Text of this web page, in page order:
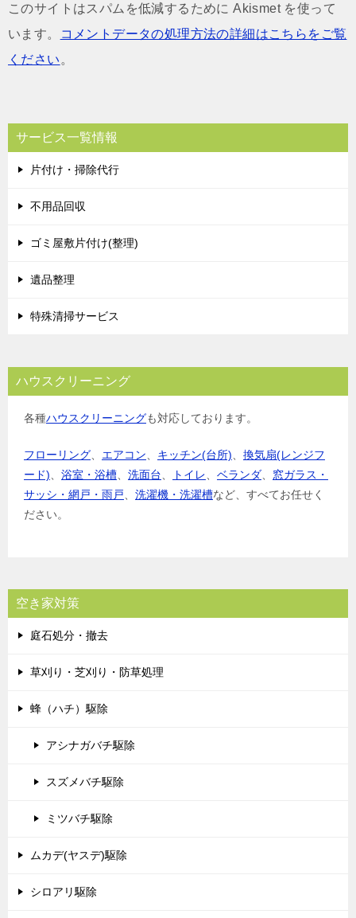
このサイトはスパムを低減するために Akismet を使って
います。
コメントデータの処理方法の詳細はこちらをご覧
ください 。
サービス一覧情報
片付け・掃除代行
不用品回収
ゴミ屋敷片付け(整理)
遺品整理
特殊清掃サービス
ハウスクリーニング
各種ハウスクリーニングも対応しております。
フローリング エアコン キッチン(台所)
換気扇(レンジフ
ード)
浴室・浴槽 洗面台 トイレ ベランダ
窓ガラス・
サッシ・網戸・雨戸
洗濯機・洗濯槽など、すべてお任せく
ださい。
空き家対策
庭石処分・撤去
草刈り・芝刈り・防草処理
蜂（ハチ）駆除
アシナガバチ駆除
スズメバチ駆除
ミツバチ駆除
ムカデ(ヤスデ)駆除
シロアリ駆除